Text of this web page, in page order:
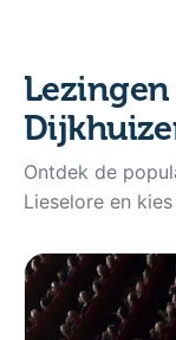
Ontdek de
Lieselore en